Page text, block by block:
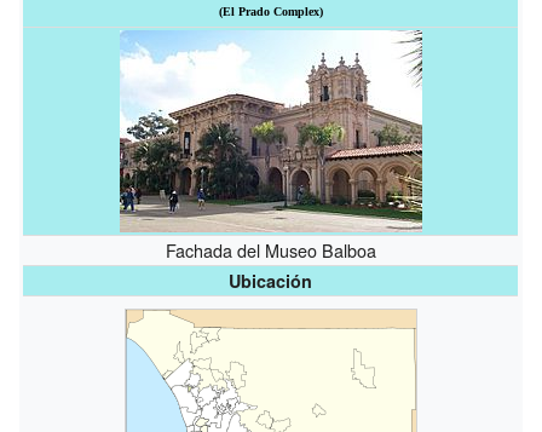
(El Prado Complex)
Fachada del Museo Balboa
Ubicación